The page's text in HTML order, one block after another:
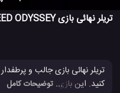
تریلر نهائی بازی ASSASSIN’S CREED ODYSSEY
... توضیحات کامل